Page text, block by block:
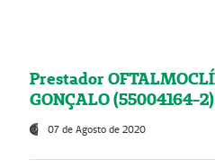
Prestador
GONÇALO (55004164-2)
07 de Agosto de 2020